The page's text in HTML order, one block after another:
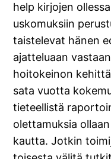
help kirjojen
uskomuksiin
taistelevat hänen
ajatteluaan
hoitokeinon
sata vuotta
tieteellistä
olettamuksia
kautta. Jotkin